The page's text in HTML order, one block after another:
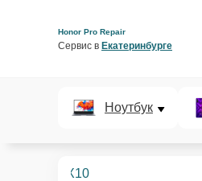
Honor Pro Repair
Сервис в Екатеринбурге
Ноутбук
X10